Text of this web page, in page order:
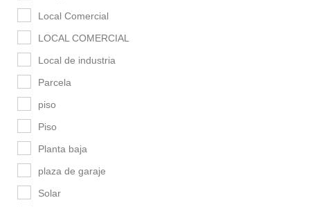
Local Comercial
LOCAL COMERCIAL
Local de industria
Parcela
piso
Piso
Planta baja
plaza de garaje
Solar